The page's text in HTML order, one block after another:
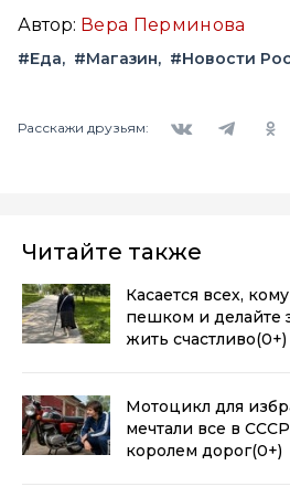
Автор: Вера Перминова
#Еда #Магазин #Новости
Расскажи друзьям:
Читайте также
Касается всех,
пешком и делайте
жить счастливо(0+)
Мотоцикл для
мечтали все в
королем дорог(0+)